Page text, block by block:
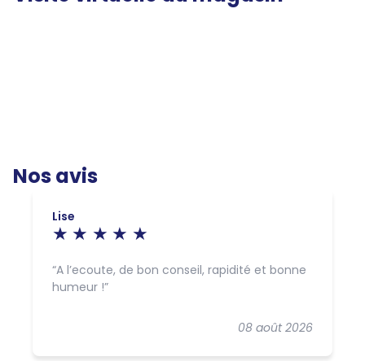
Nos avis
Lise
08 août 2026
A l’ecoute, de bon conseil, rapidité et bonne
humeur !